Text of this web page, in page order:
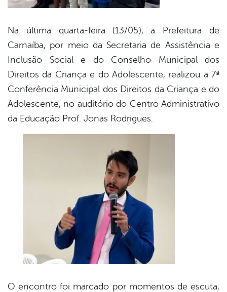
Na última quarta-feira (13/05), a Prefeitura de
Carnaíba, por meio da Secretaria de Assistência e
Inclusão Social e do Conselho Municipal dos
Direitos da Criança e do Adolescente, realizou a 7ª
Conferência Municipal dos Direitos da Criança e do
Adolescente, no auditório do Centro Administrativo
da Educação Prof. Jonas Rodrigues.
O encontro foi marcado por momentos de escuta,